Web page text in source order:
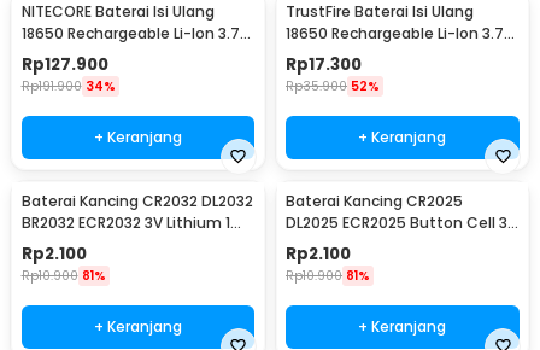
NITECORE Baterai Isi Ulang
18650 Rechargeable Li-Ion 3.7V
2300mAh 1PCS - NL1823
Rp127.900
Rp191.900 34%
+ Keranjang
TrustFire Baterai Isi Ulang
18650 Rechargeable Li-Ion 3.7V
6000mAh 1PC - BRC18650
Rp17.300
Rp35.900 52%
+ Keranjang
Baterai Kancing CR2032 DL2032
BR2032 ECR2032 3V Lithium 1
PCS
Rp2.100
Rp10.900 81%
+ Keranjang
Baterai Kancing CR2025
DL2025 ECR2025 Button Cell 3V
Lithium 1 PCS
Rp2.100
Rp10.900 81%
+ Keranjang